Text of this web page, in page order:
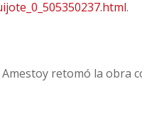
.
retomó la obra